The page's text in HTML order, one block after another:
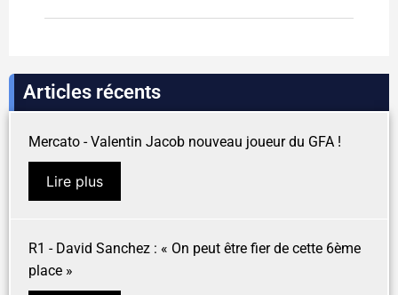
Articles récents
Mercato - Valentin Jacob nouveau joueur du GFA !
Lire plus
R1 - David Sanchez : « On peut être fier de cette 6ème
place »